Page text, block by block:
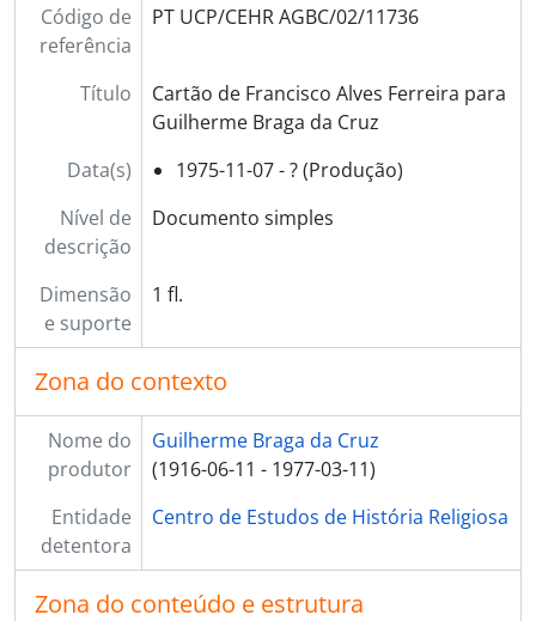
Código de
referência
PT UCP/CEHR AGBC/02/11736
Título
Cartão de Francisco Alves Ferreira para
Guilherme Braga da Cruz
Data(s)
1975-11-07 - ? (Produção)
Nível de
descrição
Documento simples
Dimensão
e suporte
1 fl.
Zona do contexto
Nome do
produtor
Guilherme Braga da Cruz
(1916-06-11 - 1977-03-11)
Entidade
detentora
Centro de Estudos de História Religiosa
Zona do conteúdo e estrutura